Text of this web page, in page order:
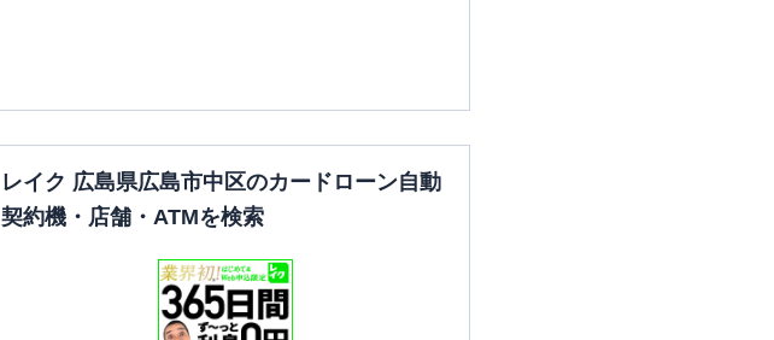
レイク 広島県広島市中区のカードローン自動
契約機・店舗・ATMを検索